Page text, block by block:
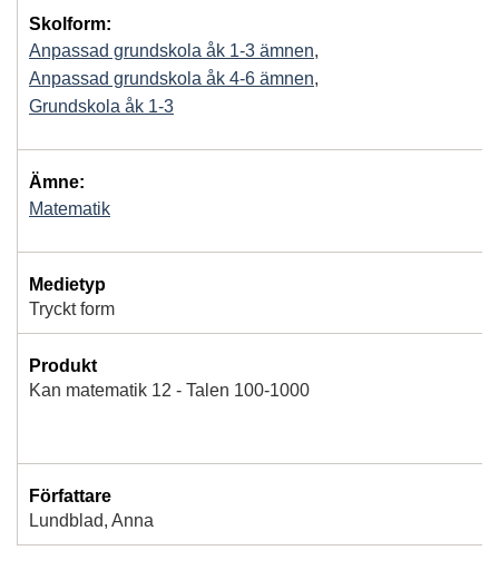
Skolform:
Anpassad grundskola åk 1-3 ämnen,
Anpassad grundskola åk 4-6 ämnen,
Grundskola åk 1-3
Ämne:
Matematik
Medietyp
Tryckt form
Produkt
Kan matematik 12 - Talen 100-1000
Författare
Lundblad, Anna